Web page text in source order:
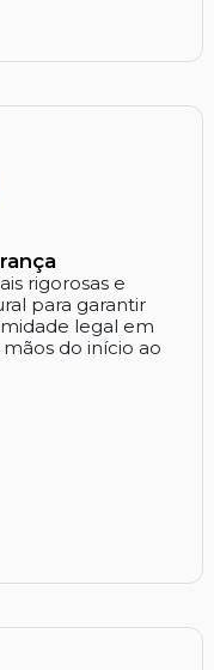
rigorosas e
para garantir
legal em
do início ao